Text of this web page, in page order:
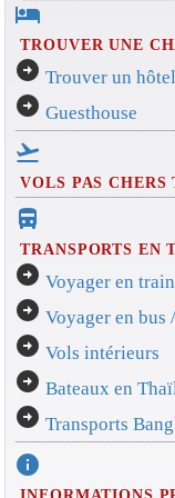
hotel
TROUVER UNE
arrow_circle_right Trouver un hôtel
arrow_circle_right Guesthouse
flight_takeoff
VOLS PAS
directions_bus_filled
TRANSPORTS EN
arrow_circle_right Voyager en train
arrow_circle_right Voyager en bus
arrow_circle_right Vols intérieurs
arrow_circle_right Bateaux en
arrow_circle_right Transports
info
INFORMATIONS